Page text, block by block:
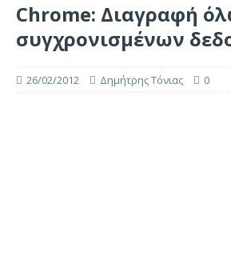
Chrome: Διαγραφή
συγχρονισμένων
26/02/2012 Δημήτρης Τόνιας 0